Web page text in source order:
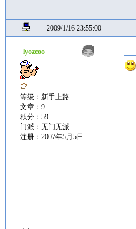
2009/1/16 23:55:00
lyozcoo
等级：新手上路
文章：9
积分：59
门派：无门无派
注册：2007年5月5日